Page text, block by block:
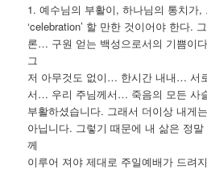
1. 예수님의 부활이, 하나님의 통치
‘celebration’ 할 만한 것이어야 한다.
론… 구원 얻는 백성으로서의 기쁨이
그
저 아무것도 없이… 한시간 내내… 서
서… 우리 주님께서… 죽음의 모든 사
부활하셨습니다. 그래서 더이상 내게
아닙니다. 그렇기 때문에 내 삶은 정
께
이루어 져야 제대로 주일예배가 드려